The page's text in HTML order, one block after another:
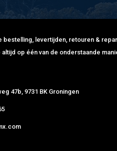
bestelling, levertijden, retouren &
altijd op één van de onderstaande
47b, 9731 BK Groningen